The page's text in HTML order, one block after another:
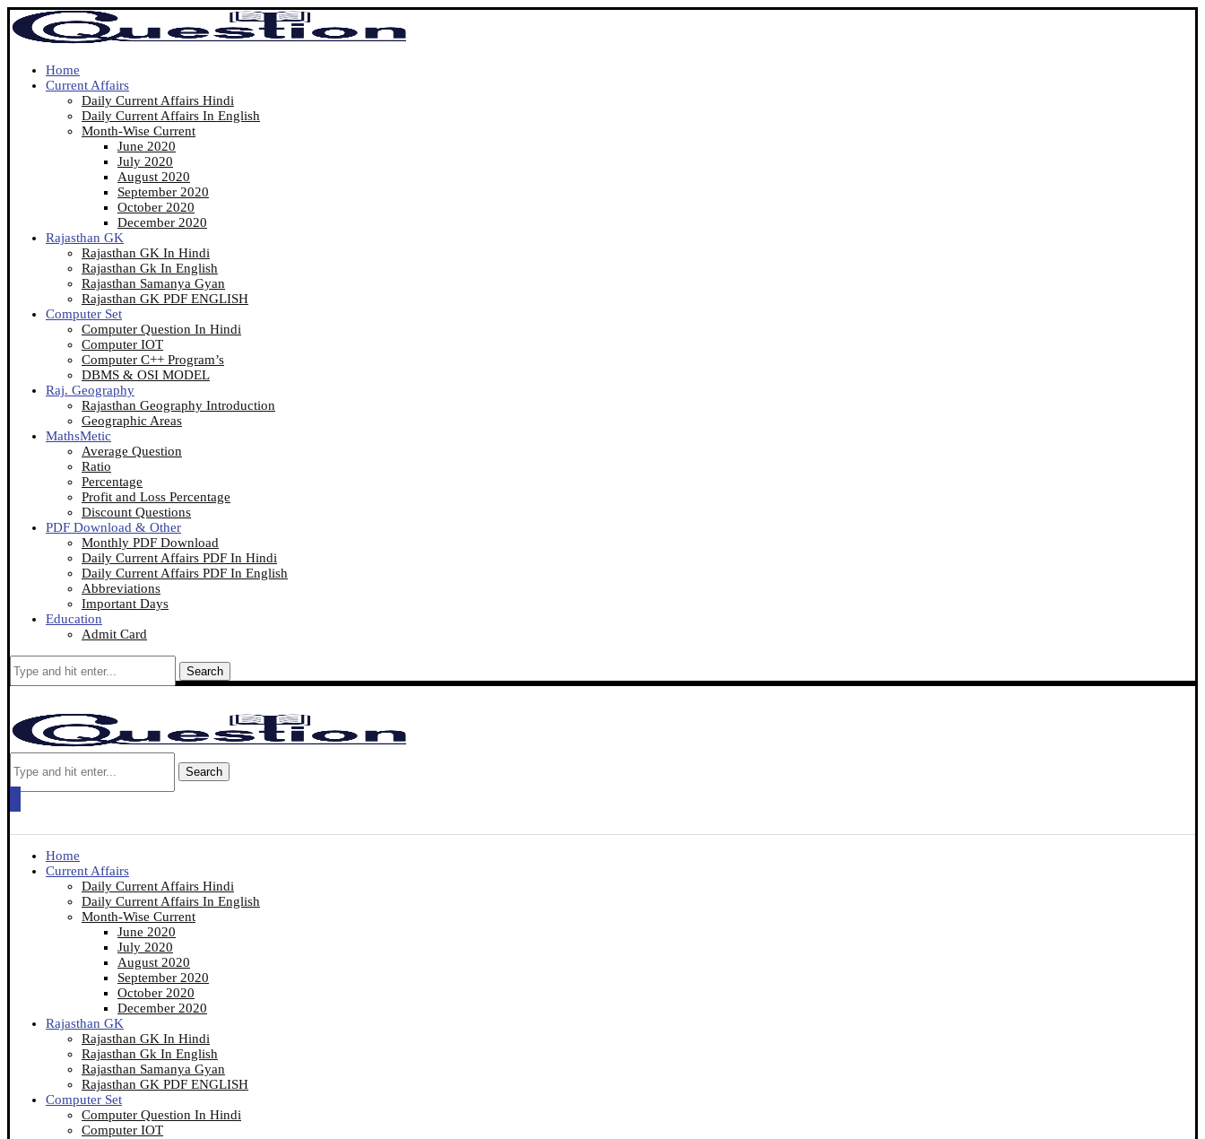
Home
Current Affairs
Daily Current Affairs Hindi
Daily Current Affairs In English
Month-Wise Current
June 2020
July 2020
August 2020
September 2020
October 2020
December 2020
Rajasthan GK
Rajasthan GK In Hindi
Rajasthan Gk In English
Rajasthan Samanya Gyan
Rajasthan GK PDF ENGLISH
Computer Set
Computer Question In Hindi
Computer IOT
Computer C++ Program’s
DBMS & OSI MODEL
Raj. Geography
Rajasthan Geography Introduction
Geographic Areas
MathsMetic
Average Question
Ratio
Percentage
Profit and Loss Percentage
Discount Questions
PDF Download & Other
Monthly PDF Download
Daily Current Affairs PDF In Hindi
Daily Current Affairs PDF In English
Abbreviations
Important Days
Education
Admit Card
Search
Search
Home
Current Affairs
Daily Current Affairs Hindi
Daily Current Affairs In English
Month-Wise Current
June 2020
July 2020
August 2020
September 2020
October 2020
December 2020
Rajasthan GK
Rajasthan GK In Hindi
Rajasthan Gk In English
Rajasthan Samanya Gyan
Rajasthan GK PDF ENGLISH
Computer Set
Computer Question In Hindi
Computer IOT